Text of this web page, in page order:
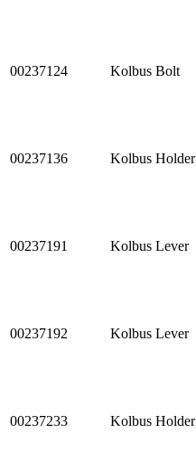
00237124 Kolbus Bolt
00237136 Kolbus Holder
00237191 Kolbus Lever
00237192 Kolbus Lever
00237233 Kolbus Holder